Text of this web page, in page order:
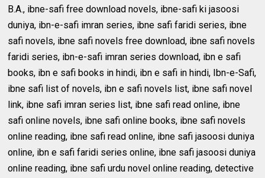
B.A., ibne-safi free download novels, ibne-safi ki jasoosi
duniya, ibn-e-safi imran series, ibne safi faridi series, ibne
safi novels, ibne safi novels free download, ibne safi novels
faridi series, ibn-e-safi imran series download, ibn e safi
books, ibn e safi books in hindi, ibn e safi in hindi, Ibn-e-Safi,
ibne safi list of novels, ibn e safi novels list, ibne safi novel
link, ibne safi imran series list, ibne safi read online, ibne
safi online novels, ibne safi online books, ibne safi novels
online reading, ibne safi read online, ibne safi jasoosi duniya
online, ibn e safi faridi series online, ibne safi jasoosi duniya
online reading, ibne safi urdu novel online reading, detective